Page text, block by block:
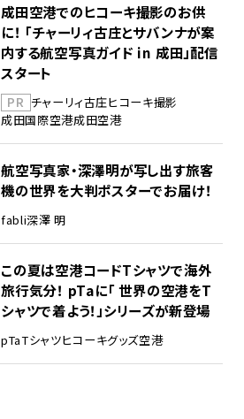
成田空港でのヒコーキ撮影のお供
に！ 「チャーリィ古庄とサバンナが案
内する航空写真ガイド in 成田」配信
スタート
PR チャーリィ古庄ヒコーキ撮影
成田国際空港成田空港
航空写真家・深澤明が写し出す旅客
機の世界を大判ポスターでお届け！
fabli深澤 明
この夏は空港コードTシャツで海外
旅行気分！ pTaに「 世界の空港をT
シャツで着よう！」シリーズが新登場
pTaTシャツヒコーキグッズ空港